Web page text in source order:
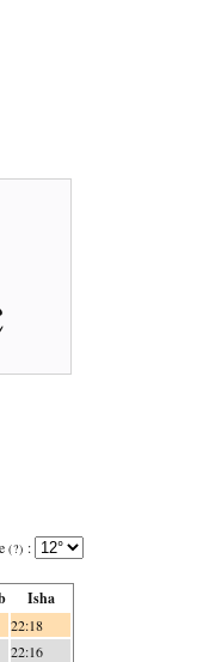
(?) :
Isha
22:18
22:16